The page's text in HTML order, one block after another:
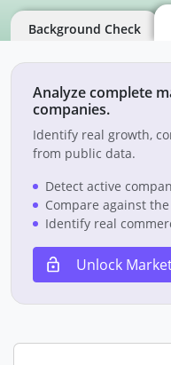
Background Check
Analyze complete
companies.
Identify real growth,
from public data.
Detect active
Compare against
Identify real
Unlock